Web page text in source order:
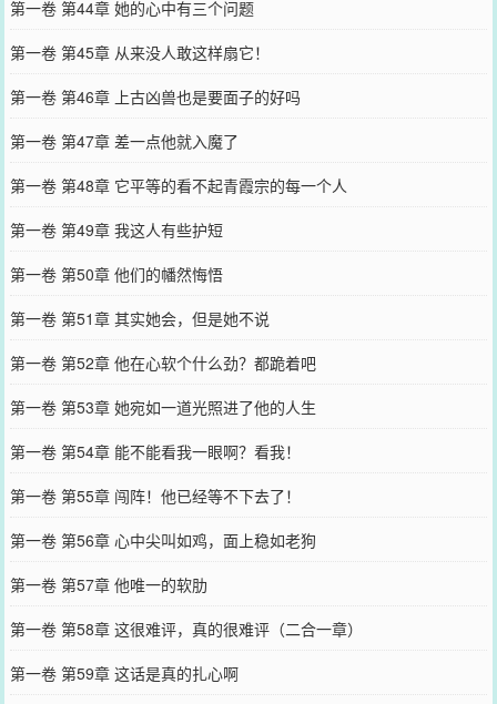
第一卷 第44章 她的心中有三个问题
第一卷 第45章 从来没人敢这样扇它！
第一卷 第46章 上古凶兽也是要面子的好吗
第一卷 第47章 差一点他就入魔了
第一卷 第48章 它平等的看不起青霞宗的每一个人
第一卷 第49章 我这人有些护短
第一卷 第50章 他们的幡然悔悟
第一卷 第51章 其实她会，但是她不说
第一卷 第52章 他在心软个什么劲？都跪着吧
第一卷 第53章 她宛如一道光照进了他的人生
第一卷 第54章 能不能看我一眼啊？看我！
第一卷 第55章 闯阵！他已经等不下去了！
第一卷 第56章 心中尖叫如鸡，面上稳如老狗
第一卷 第57章 他唯一的软肋
第一卷 第58章 这很难评，真的很难评（二合一章）
第一卷 第59章 这话是真的扎心啊